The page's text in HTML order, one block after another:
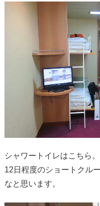
シャワートイレはこちら
12日程度のショートクル
なと思います。